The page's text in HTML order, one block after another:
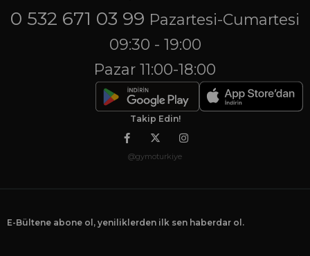
0 532 671 03 99 Pazartesi-Cumartesi
09:30 - 19:00
Pazar 11:00-18:00
Takip Edin!
@gymoturkiye
E-Bültene abone ol, yeniliklerden ilk sen haberdar ol.